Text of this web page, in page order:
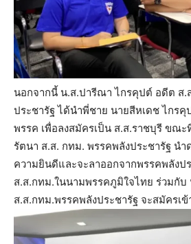
นอกจากนี้ น.ส.ปารีณา ไกรคุปต์ อดีต ส.
ประชารัฐ ได้นำพี่ชาย นายสีหเดช ไกร
พรรค เพื่อลงสมัครเป็น ส.ส.ราชบุรี ขณ
รัตนา ส.ส. กทม. พรรคพลังประชารัฐ น
ความยินดีและจะลาออกจากพรรคพลังปร
ส.ส.กทม.ในนามพรรคภูมิใจไทย ร่วมกั
ส.ส.กทม.พรรคพลังประชารัฐ จะสมัครเ